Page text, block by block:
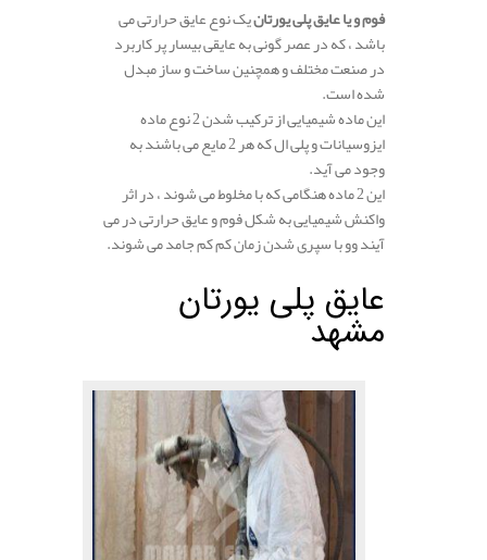
فوم و یا عایق پلی یورتانیک نوع عایق حرارتی می
باشد ، که در عصر گونی به عایقی بیسار پر کاربرد
در صنعت مختلف و همچنین ساخت و ساز مبدل
شده است.
این ماده شیمیایی از ترکیب شدن 2 نوع ماده
ایزوسیانات و پلی ال که هر 2 مایع می باشند به
وجود می آید.
این 2 ماده هنگامی که با مخلوط می شوند ، در اثر
واکنش شیمیایی به شکل فوم و عایق حرارتی در می
آیند وو با سپری شدن زمان کم کم جامد می شوند.
عایق پلی یورتان
مشهد